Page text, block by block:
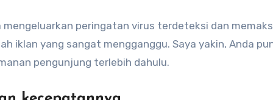
peringatan virus terdeteksi dan
iklan yang sangat mengganggu. Saya yakin, Anda
pengunjung terlebih dahulu.